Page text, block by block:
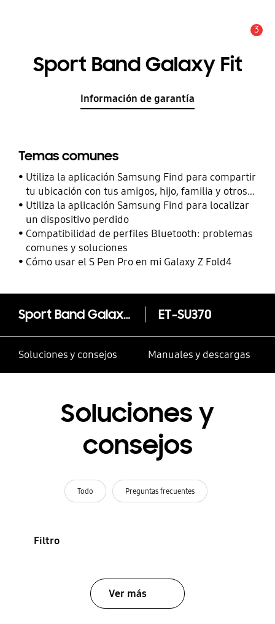
3
Sport Band Galaxy Fit
Información de garantía
Temas comunes
Utiliza la aplicación Samsung Find para compartir
tu ubicación con tus amigos, hijo, familia y otros
contactos
Utiliza la aplicación Samsung Find para localizar
un dispositivo perdido
Compatibilidad de perfiles Bluetooth: problemas
comunes y soluciones
Cómo usar el S Pen Pro en mi Galaxy Z Fold4
Sport Band Galaxy Fit ET-SU370
Soluciones y consejos Manuales y descargas
Soluciones y
consejos
Todo Preguntas frecuentes
Filtro
Ver más